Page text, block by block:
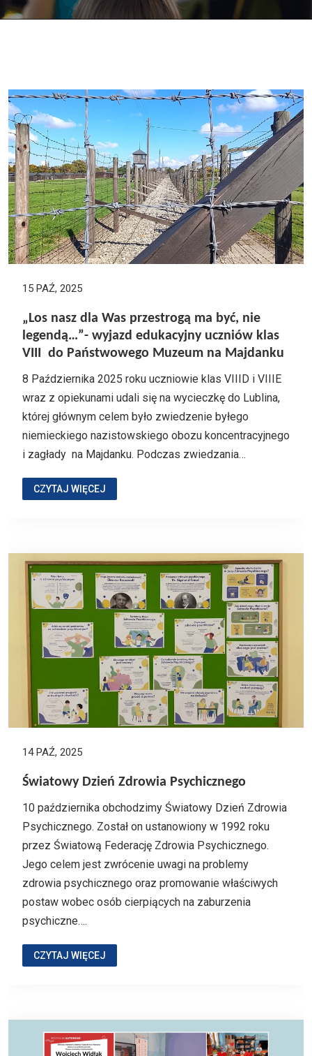
15 PAŹ, 2025
„Los nasz dla Was przestrogą ma być, nie
legendą…”- wyjazd edukacyjny uczniów klas
VIII do Państwowego Muzeum na Majdanku
8 Października 2025 roku uczniowie klas VIIID i VIIIE
wraz z opiekunami udali się na wycieczkę do Lublina,
której głównym celem było zwiedzenie byłego
niemieckiego nazistowskiego obozu koncentracyjnego
i zagłady na Majdanku. Podczas zwiedzania…
CZYTAJ WIĘCEJ
14 PAŹ, 2025
Światowy Dzień Zdrowia Psychicznego
10 października obchodzimy Światowy Dzień Zdrowia
Psychicznego. Został on ustanowiony w 1992 roku
przez Światową Federację Zdrowia Psychicznego.
Jego celem jest zwrócenie uwagi na problemy
zdrowia psychicznego oraz promowanie właściwych
postaw wobec osób cierpiących na zaburzenia
psychiczne….
CZYTAJ WIĘCEJ